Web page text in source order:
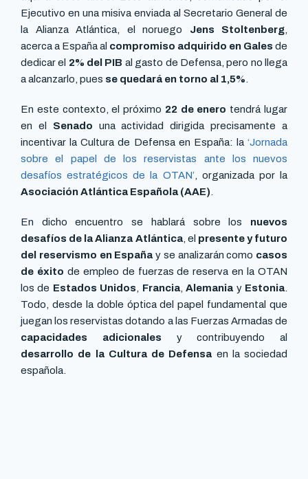
Ejecutivo en una misiva enviada al Secretario General de
la Alianza Atlántica, el noruego Jens Stoltenberg
acerca a España al compromiso adquirido en Gales de
dedicar el 2% del PIB al gasto de Defensa, pero no llega
a alcanzarlo, pues se quedará en torno al 1,5%
En este contexto, el próximo 22 de enero tendrá lugar
en el Senado una actividad dirigida precisamente a
incentivar la Cultura de Defensa en España: la ‘Jornada
sobre el papel de los reservistas ante los nuevos
desafíos estratégicos de la OTAN’ , organizada por la
Asociación Atlántica Española (AAE)
En dicho encuentro se hablará sobre los nuevos
desafíos de la Alianza Atlántica, el presente y futuro
del reservismo en España y se analizarán como casos
de éxito de empleo de fuerzas de reserva en la OTAN
los de Estados Unidos Francia,Alemania y Estonia
Todo, desde la doble óptica del papel fundamental que
juegan los reservistas dotando a las Fuerzas Armadas de
capacidades adicionales y contribuyendo al
desarrollo de la Cultura de Defensa en la sociedad
española.